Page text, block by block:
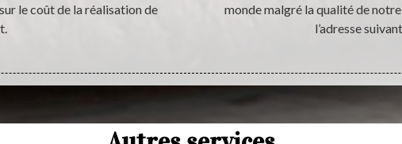
le coût de la réalisation de
monde malgré la qualité de
l’adresse